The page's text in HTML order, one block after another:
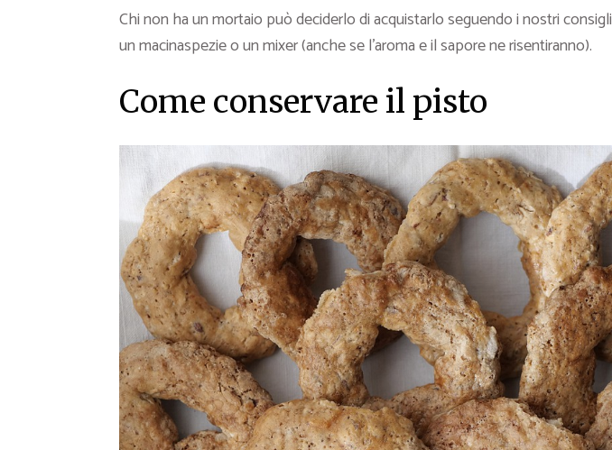
Chi non ha un mortaio può deciderlo di acquistarlo seguendo i nostri consigli
un macinaspezie o un mixer (anche se l’aroma e il sapore ne risentiranno).
Come conservare il pisto